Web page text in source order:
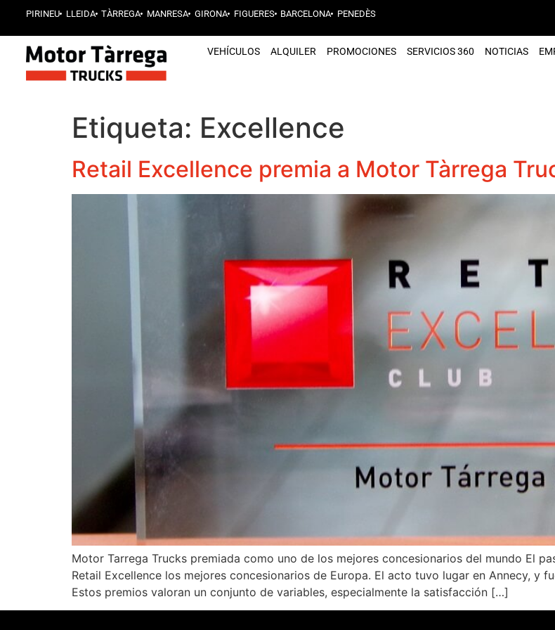
PIRINEU LLEIDA TÀRREGA MANRESA GIRONA FIGUERES BARCELONA PENEDÈS
VEHÍCULOS ALQUILER PROMOCIONES SERVICIOS 360 NOTICIAS
Etiqueta: Excellence
Retail Excellence premia a Motor Tàrrega
Motor Tarrega Trucks premiada como uno de los mejores concesionarios del mundo El
Retail Excellence los mejores concesionarios de Europa. El acto tuvo lugar en Annecy, y
Estos premios valoran un conjunto de variables, especialmente la satisfacción […]